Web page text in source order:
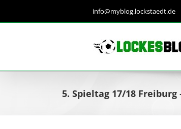
info@myblog.lockstaedt.de
5. Spieltag 17/18 Freiburg